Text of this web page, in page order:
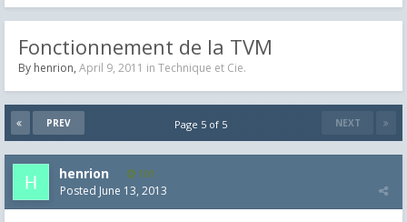
Fonctionnement de la TVM
By henrion, April 9, 2011 in Technique et Cie.
PREV NEXT
Page 5 of 5
henrion 101
Posted June 13, 2013